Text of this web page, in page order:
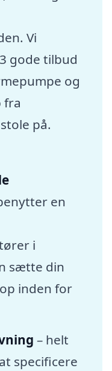
Vi
gode tilbud
og
fra
på.
en
i
sætte din
inden for
– helt
specificere